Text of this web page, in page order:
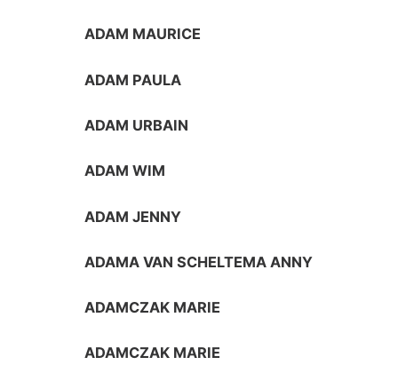
ADAM MAURICE
ADAM PAULA
ADAM URBAIN
ADAM WIM
ADAM JENNY
ADAMA VAN SCHELTEMA ANNY
ADAMCZAK MARIE
ADAMCZAK MARIE